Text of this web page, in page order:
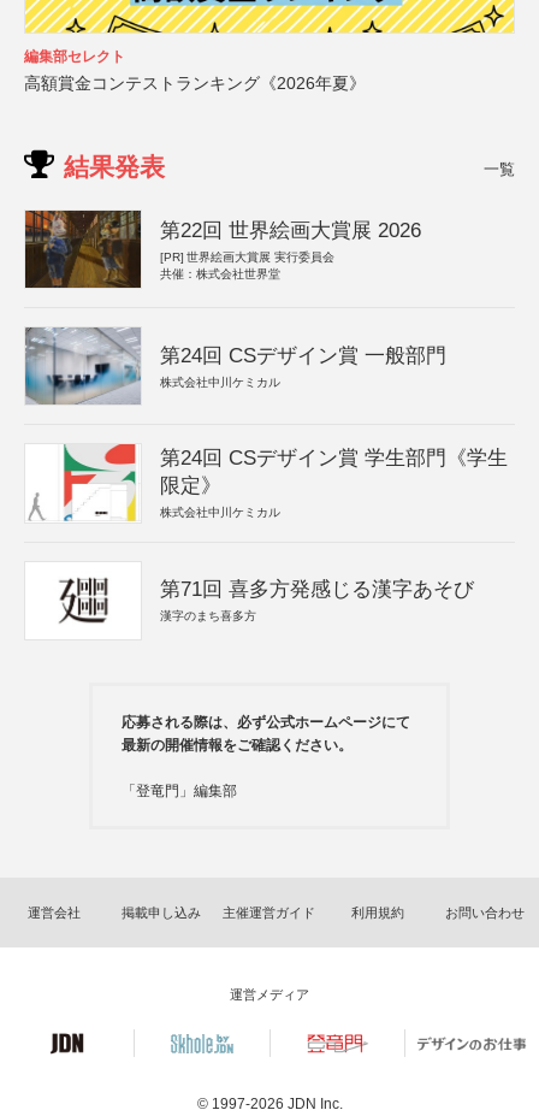
編集部セレクト
高額賞金コンテストランキング《2026年夏》
結果発表 一覧
第22回 世界絵画大賞展 2026
[PR] 世界絵画大賞展 実行委員会
共催：株式会社世界堂
第24回 CSデザイン賞 一般部門
株式会社中川ケミカル
第24回 CSデザイン賞 学生部門《学生
限定》
株式会社中川ケミカル
第71回 喜多方発感じる漢字あそび
漢字のまち喜多方
応募される際は、必ず公式ホームページにて
最新の開催情報をご確認ください。
「登竜門」編集部
運営会社 掲載申し込み 主催運営ガイド 利用規約 お問い合わせ
運営メディア
© 1997-2026 JDN Inc.